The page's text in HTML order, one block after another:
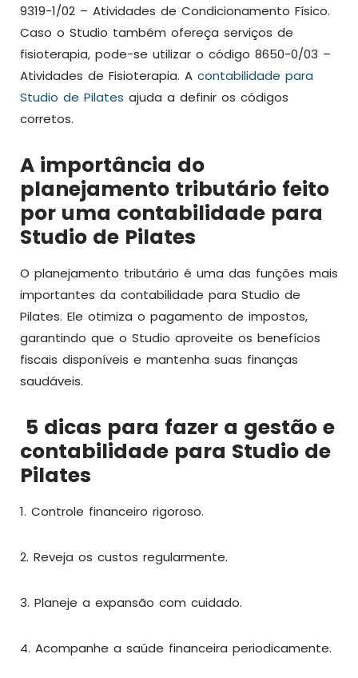
9319-1/02 – Atividades de Condicionamento Físico.
Caso o Studio também ofereça serviços de
fisioterapia, pode-se utilizar o código 8650-0/03 –
Atividades de Fisioterapia. A contabilidade para
Studio de Pilates ajuda a definir os códigos
corretos.
A importância do
planejamento tributário feito
por uma contabilidade para
Studio de Pilates
O planejamento tributário é uma das funções mais
importantes da contabilidade para Studio de
Pilates. Ele otimiza o pagamento de impostos,
garantindo que o Studio aproveite os benefícios
fiscais disponíveis e mantenha suas finanças
saudáveis.
5 dicas para fazer a gestão e
contabilidade para Studio de
Pilates
1. Controle financeiro rigoroso.
2. Reveja os custos regularmente.
3. Planeje a expansão com cuidado.
4. Acompanhe a saúde financeira periodicamente.